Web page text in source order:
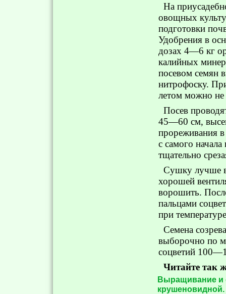
На
овощных
подготовки
Удобрения в
дозах 4—6 кг
калийных
посевом семян
нитрофоску.
летом можно не
Посев
45—60 см,
прореживания
с самого
тща­тельно
Сушку лучше
хорошей
ворошить.
пальцами
при
Семена
выборочно по
соцветий
Читайте так
Выращивание и
крушеновидной.